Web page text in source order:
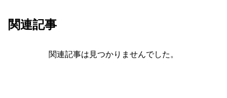
関連記事
関連記事は見つかりませんでした。